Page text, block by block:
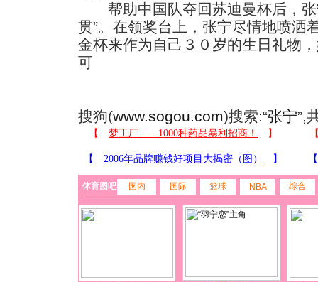
帮助中国队夺回苏迪曼杯后，张
贯”。在领奖台上，张宁尽情地喷洒
金杯来作为自己３０岁的生日礼物
可
搜狗(www.sogou.com)搜索:“张宁”,
体育图吧 国内 国际 篮球 NBA 综合